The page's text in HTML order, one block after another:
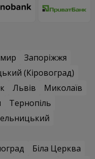
Запоріжжя
(Кіровоград)
Львів
Миколаїв
Тернопіль
Біла Церква